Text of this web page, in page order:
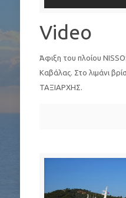
Video
Άφιξη του πλοίου
Καβάλας. Στο λιμάνι
ΤΑΞΙΑΡΧΗΣ.